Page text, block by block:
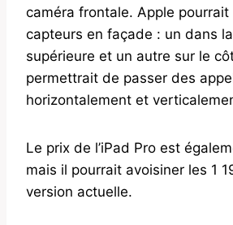
caméra frontale. Apple
capteurs en façade : un dans
supérieure et un autre sur le
permettrait de passer des
horizontalement et
Le prix de l’iPad Pro est
mais il pourrait avoisiner les 1
version actuelle.